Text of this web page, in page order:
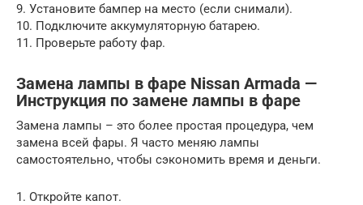
9. Установите бампер на место (если снимали).
10. Подключите аккумуляторную батарею.
11. Проверьте работу фар.
Замена лампы в фаре Nissan Armada —
Инструкция по замене лампы в фаре
Замена лампы – это более простая процедура, чем
замена всей фары. Я часто меняю лампы
самостоятельно, чтобы сэкономить время и деньги.
1. Откройте капот.